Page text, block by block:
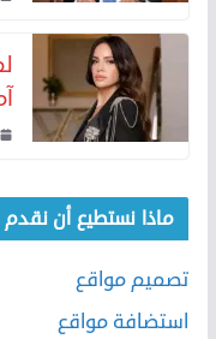
ماذا نستطيع أن
تصميم مواقع
استضافة مواقع